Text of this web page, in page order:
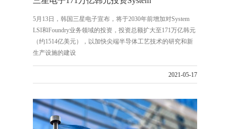
5月13日，韩国三星电子宣布，将于2030年前增加对System
LSI和Foundry业务领域的投资，投资总额扩大至171万亿韩元
（约1514亿美元），以加快尖端半导体工艺技术的研究和新
生产设施的建设
2021-05-17